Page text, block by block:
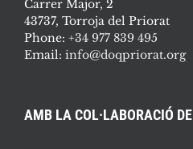
Carrer Major, 2
43737, Torroja del Priorat
Phone: +34 977 839 495
Email: info@doqpriorat.org
AMB LA COL·LABORACIÓ DE